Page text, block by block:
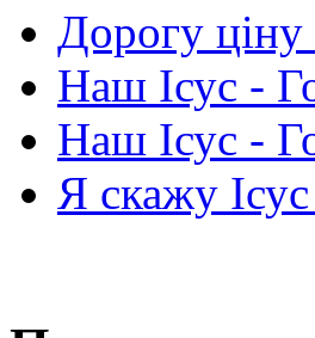
Дорогу
Наш Ісус -
Наш Ісус -
Я скажу